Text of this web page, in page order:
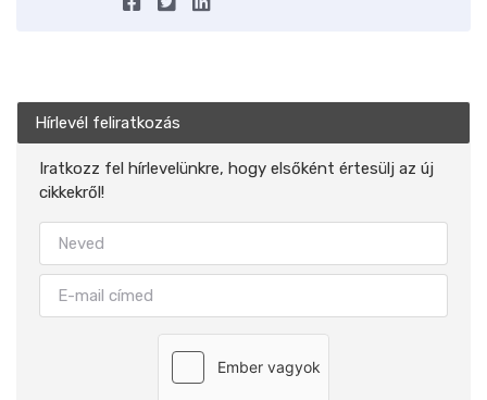
Hírlevél feliratkozás
Iratkozz fel hírlevelünkre, hogy elsőként értesülj az új
cikkekről!